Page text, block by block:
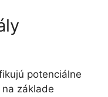
potenciálne
základe